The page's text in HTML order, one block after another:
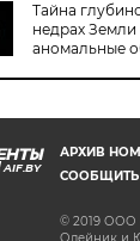
Тайна
недрах
аномальные
AIF.BY
АРХИВ
© 2019 ООО